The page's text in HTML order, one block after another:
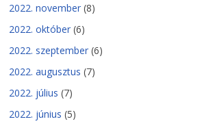
2022. november (8)
2022. október (6)
2022. szeptember (6)
2022. augusztus (7)
2022. július (7)
2022. június (5)